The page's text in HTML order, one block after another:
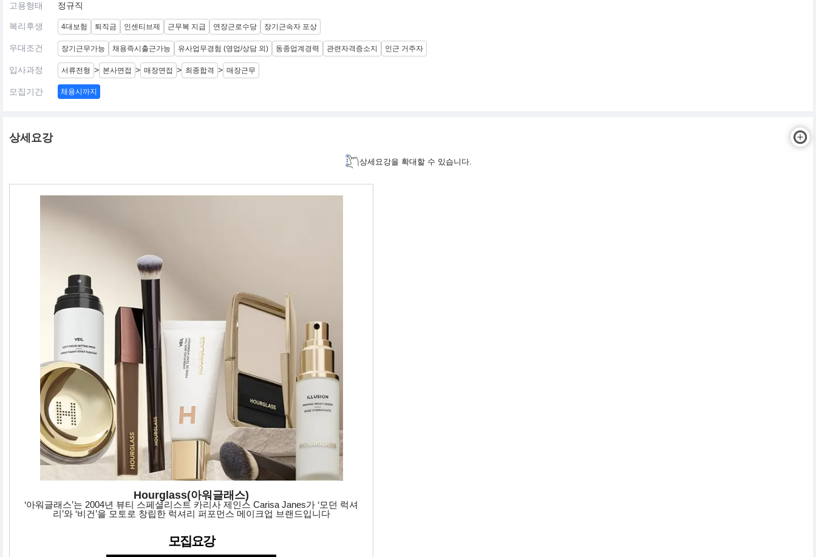
고용형태 정규직
복리후생 4대보험 퇴직금 인센티브제 근무복 지급 연장근로수당 장기근속자 포상
우대조건 장기근무가능 채용즉시출근가능 유사업무경험 (영업/상담 외) 동종업계경력 관련자격증소지 인근 거주자
입사과정 서류전형 > 본사면접 > 매장면접 > 최종합격 > 매장근무
모집기간 채용시까지
상세요강
상세요강을 확대할 수 있습니다.
Hourglass(아워글래스)
‘아워글래스’는 2004년 뷰티 스페셜리스트 카리사 제인스 Carisa Janes가 ‘모던 럭셔
리’와 ‘비건’을 모토로 창립한 럭셔리 퍼포먼스 메이크업 브랜드입니다
모집요강